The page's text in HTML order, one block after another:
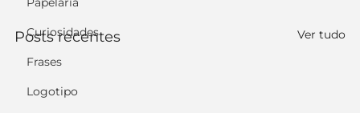
Curiosidades
Frases
Logotipo
Posts recentes Ver tudo